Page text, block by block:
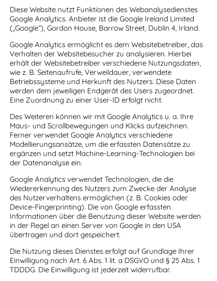
Diese Website nutzt Funktionen des Webanalysedienstes
Google Analytics. Anbieter ist die Google Ireland Limited
(„Google“), Gordon House, Barrow Street, Dublin 4, Irland.
Google Analytics ermöglicht es dem Websitebetreiber, das
Verhalten der Websitebesucher zu analysieren. Hierbei
erhält der Websitebetreiber verschiedene Nutzungsdaten,
wie z. B. Seitenaufrufe, Verweildauer, verwendete
Betriebssysteme und Herkunft des Nutzers. Diese Daten
werden dem jeweiligen Endgerät des Users zugeordnet.
Eine Zuordnung zu einer User-ID erfolgt nicht.
Des Weiteren können wir mit Google Analytics u. a. Ihre
Maus- und Scrollbewegungen und Klicks aufzeichnen.
Ferner verwendet Google Analytics verschiedene
Modellierungsansätze, um die erfassten Datensätze zu
ergänzen und setzt Machine-Learning-Technologien bei
der Datenanalyse ein.
Google Analytics verwendet Technologien, die die
Wiedererkennung des Nutzers zum Zwecke der Analyse
des Nutzerverhaltens ermöglichen (z. B. Cookies oder
Device-Fingerprinting). Die von Google erfassten
Informationen über die Benutzung dieser Website werden
in der Regel an einen Server von Google in den USA
übertragen und dort gespeichert.
Die Nutzung dieses Dienstes erfolgt auf Grundlage Ihrer
Einwilligung nach Art. 6 Abs. 1 lit. a DSGVO und § 25 Abs. 1
TDDDG. Die Einwilligung ist jederzeit widerrufbar.